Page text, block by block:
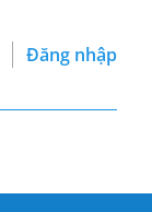
Đăng nhập